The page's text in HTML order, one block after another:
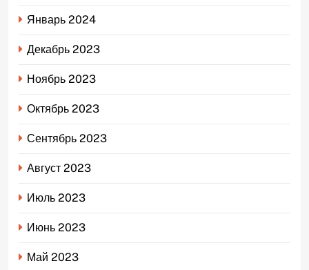
Январь 2024
Декабрь 2023
Ноябрь 2023
Октябрь 2023
Сентябрь 2023
Август 2023
Июль 2023
Июнь 2023
Май 2023